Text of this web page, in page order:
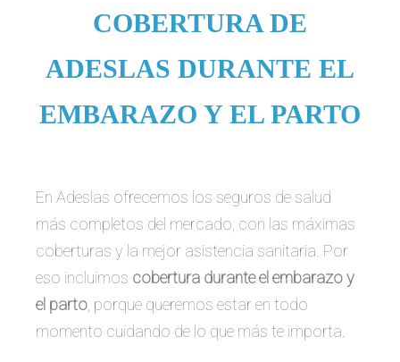
COBERTURA DE
ADESLAS DURANTE EL
EMBARAZO Y EL PARTO
En Adeslas ofrecemos los seguros de salud
más completos del mercado, con las máximas
coberturas y la mejor asistencia sanitaria. Por
eso incluimos cobertura durante el embarazo y
el parto, porque queremos estar en todo
momento cuidando de lo que más te importa.